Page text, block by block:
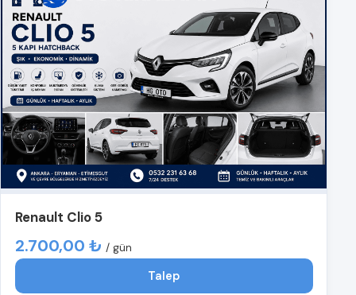
Renault Clio 5
2.700,00 ₺ / gün
Talep